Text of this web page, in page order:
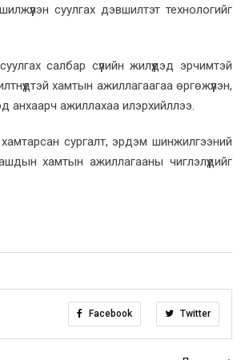
суулгах дэвшилтэт технологийг
салбар сүүлийн жилүүдэд эрчимтэй
хамтын ажиллагаагаа өргөжүүлэн,
анхаарч ажиллахаа илэрхийллээ.
хамтарсан сургалт, эрдэм шинжилгээний
хамтын ажиллагааны чиглэлүүдийг
Facebook Twitter